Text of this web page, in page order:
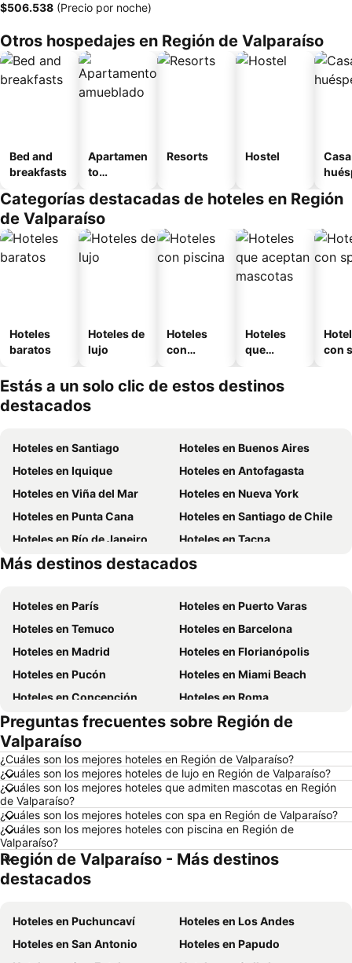
‎$506.538 (Precio por noche)
Otros hospedajes en Región de Valparaíso
Bed and
breakfasts
Apartamen
to
o
Resorts Hostel
Categorías destacadas de hoteles en Región
de Valparaíso
Hoteles
baratos
Hoteles de
lujo
Hoteles
con
Hoteles
que
mascotas
con
Estás a un solo clic de estos destinos
destacados
Hoteles en Santiago
Hoteles en Buenos Aires
Hoteles en Iquique
Hoteles en Antofagasta
Hoteles en Viña del Mar
Hoteles en Nueva York
Hoteles en Punta Cana
Hoteles en Santiago de Chile
Hoteles en Río de Janeiro
Hoteles en Tacna
Hoteles en Aruba
Hoteles en Brasil
Más destinos destacados
Hoteles en París
Hoteles en Puerto Varas
Hoteles en Temuco
Hoteles en Barcelona
Hoteles en Madrid
Hoteles en Florianópolis
Hoteles en Pucón
Hoteles en Miami Beach
Hoteles en Concepción
Hoteles en Roma
Hoteles en La Serena
Hoteles en Puerto Montt
Hoteles en Lima
Hoteles en San Andrés
Hoteles en Búzios
Hoteles en Chillán
Hoteles en Arica
Hoteles en Curazao
Hoteles en Chile
Hoteles en Región Metropolitana de Santiago
Hoteles en Chiloé
Hoteles en Isla de Pascua
Hoteles en Asunción
Hoteles en Cerdeña
Hoteles en Lacio
Hoteles en Puerto Plata
Hoteles en Región de Arica y Parinacota
Hoteles en Costa Rica
Preguntas frecuentes sobre Región de
Valparaíso
¿Cuáles son los mejores hoteles en Región de Valparaíso?
¿Cuáles son los mejores hoteles de lujo en Región de Valparaíso?
¿Cuáles son los mejores hoteles que admiten mascotas en Región
de Valparaíso?
¿Cuáles son los mejores hoteles con spa en Región de Valparaíso?
¿Cuáles son los mejores hoteles con piscina en Región de
Valparaíso?
Región de Valparaíso - Más destinos
destacados
Hoteles en Puchuncaví
Hoteles en Los Andes
Hoteles en San Antonio
Hoteles en Papudo